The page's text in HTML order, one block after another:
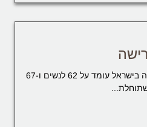
נכון לשנת 2014, גיל הפרישה בישראל עומד על 62 לנשים ו-67